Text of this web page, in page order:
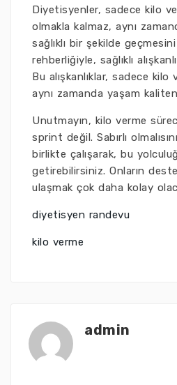
Diyetisyenler, sadece kilo
olmakla kalmaz, aynı
sağlıklı bir şekilde
rehberliğiyle, sağlıklı
Bu alışkanlıklar, sadece kilo
aynı zamanda yaşam
Unutmayın, kilo verme
sprint değil. Sabırlı
birlikte çalışarak, bu
getirebilirsiniz. Onların
ulaşmak çok daha kolay
diyetisyen randevu
kilo verme
admin